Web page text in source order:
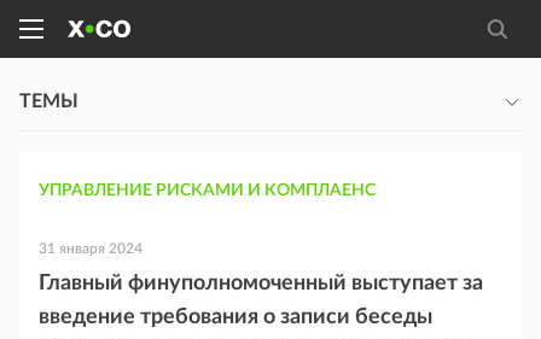
ТЕМЫ
УПРАВЛЕНИЕ РИСКАМИ И КОМПЛАЕНС
31 января 2024
Главный финуполномоченный выступает за
введение требования о записи беседы